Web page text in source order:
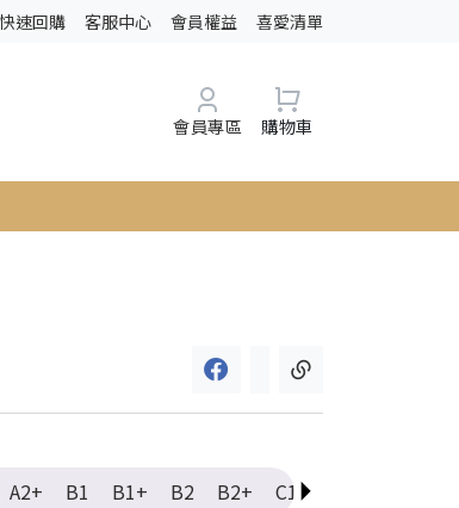
快速回購 客服中心 會員權益 喜愛清單
會員專區 購物車
A2+ B1 B1+ B2 B2+ C1